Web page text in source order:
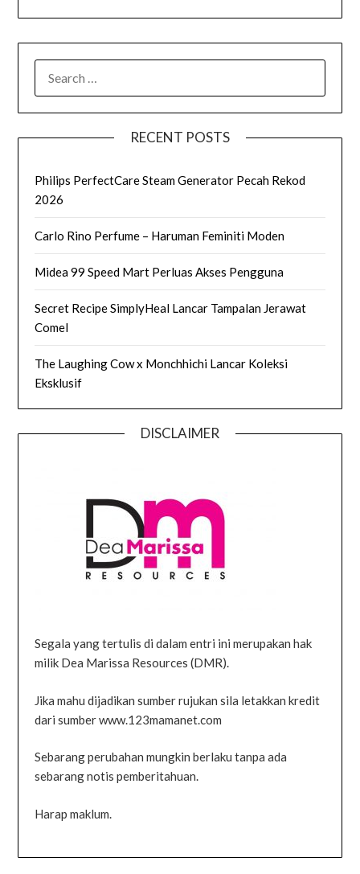
FOR:
RECENT POSTS
Philips PerfectCare Steam Generator Pecah Rekod
2026
Carlo Rino Perfume – Haruman Feminiti Moden
Midea 99 Speed Mart Perluas Akses Pengguna
Secret Recipe SimplyHeal Lancar Tampalan Jerawat
Comel
The Laughing Cow x Monchhichi Lancar Koleksi
Eksklusif
DISCLAIMER
Segala yang tertulis di dalam entri ini merupakan hak
milik Dea Marissa Resources (DMR).
Jika mahu dijadikan sumber rujukan sila letakkan kredit
dari sumber www.123mamanet.com
Sebarang perubahan mungkin berlaku tanpa ada
sebarang notis pemberitahuan.
Harap maklum.